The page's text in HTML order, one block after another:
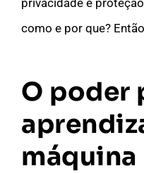
como e por que?
O poder
máquina